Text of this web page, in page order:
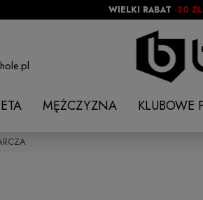
WIELKI RABAT -30 ZŁ
MĘŻCZYZNA KLUBOWE